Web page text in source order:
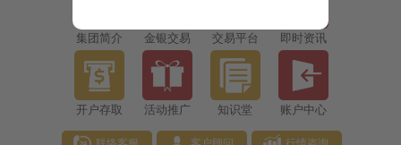
集团简介 金银交易 交易平台 即时资讯
开户存取 活动推广 知识堂 账户中心